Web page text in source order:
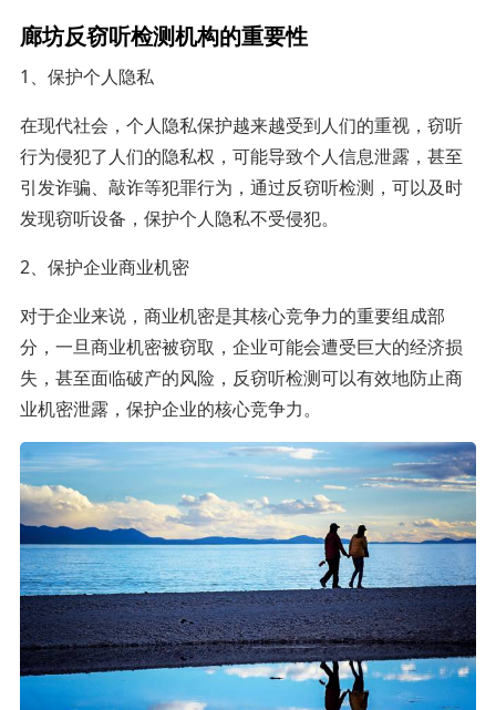
廊坊反窃听检测机构的重要性
1、保护个人隐私
在现代社会，个人隐私保护越来越受到人们的重视，窃听
行为侵犯了人们的隐私权，可能导致个人信息泄露，甚至
引发诈骗、敲诈等犯罪行为，通过反窃听检测，可以及时
发现窃听设备，保护个人隐私不受侵犯。
2、保护企业商业机密
对于企业来说，商业机密是其核心竞争力的重要组成部
分，一旦商业机密被窃取，企业可能会遭受巨大的经济损
失，甚至面临破产的风险，反窃听检测可以有效地防止商
业机密泄露，保护企业的核心竞争力。